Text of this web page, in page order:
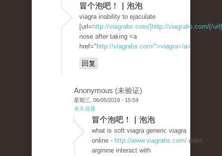
冒个泡吧！ | 泡泡
viagra inability to ejaculate
[url= http://viagrabs.com/]http://viagrabs.com/[/url]
nose after taking <a
href=" http://viagrabs.com/">viagra</a>.
回复
Anonymous (未验证)
星期三, 06/05/2019 - 15:59
永久连接
冒个泡吧！ | 泡泡
what is soft viagra generic viagra
online - http://www.viagrabs.com/ does
arginine interact with